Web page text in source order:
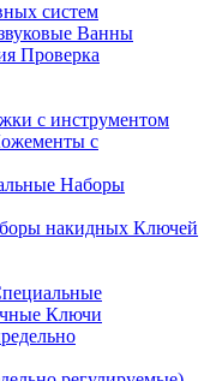
систем
Ванны
Проверка
с инструментом
с
Наборы
накидных Ключей
Ключи